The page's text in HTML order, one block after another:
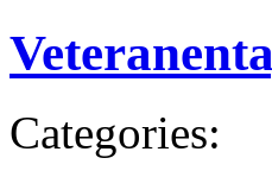
Categories: